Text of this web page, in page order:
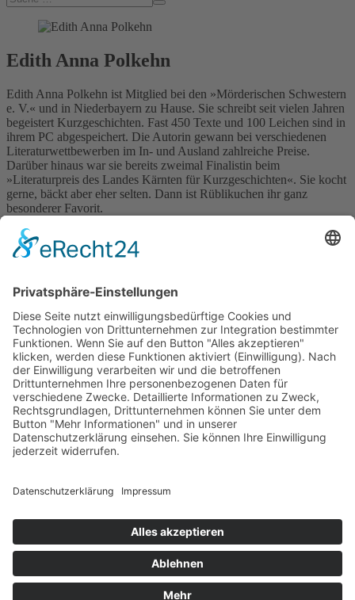
Edith Anna Polkehn
Edith Anna Polkehn ist Mitglied bei den »Mörderischen Schwestern
e. V.« und in Niederbayern zu Hause. Sie schreibt seit vielen Jahren
begeistert Kurzgeschichten. Fast 450 Texte und 100 Leichen sind in
ihrem PC abgespeichert. Die Autorin gewann bei verschiedenen
Literaturwettbewerben im In- und Ausland zahlreiche Preise.
Darüber hinaus war sie bereits zweimal Finalistin beim
»Literaturpreis des Landes Kärnten für Kurzgeschichten«. Sie kocht
gerne, bäckt aber eher selten. Dann ist Rüblikuchen ihr ganz
besonderer Favorit.
Autorenhomepage
Gugelhupf mit Schuss
11. März 2026
sofort lieferbar
256 Seiten, 12,5 x 20,5 cm
15,– €
mehr Infos …
AGB
Sitemap